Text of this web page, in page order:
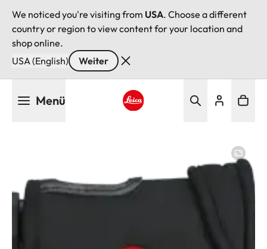
We noticed you're visiting from USA. Choose a different
country or region to view content for your location and
shop online.
USA (English)
Weiter
Menü